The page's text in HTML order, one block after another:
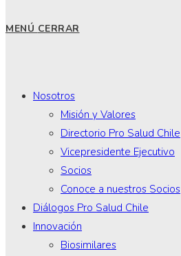
MENÚ CERRAR
Nosotros
Misión y Valores
Directorio Pro Salud Chile
Vicepresidente Ejecutivo
Socios
Conoce a nuestros Socios
Diálogos Pro Salud Chile
Innovación
Biosimilares